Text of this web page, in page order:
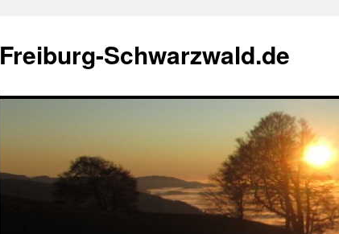
springen
Freiburg-Schwarzwald.de